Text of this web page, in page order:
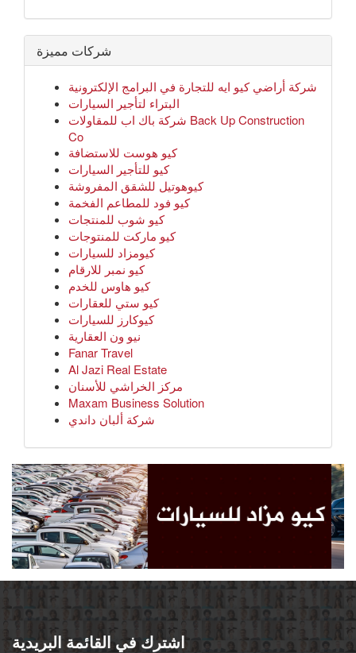
شركات مميزة
شركة أراضي كيو ايه للتجارة في البرامج الإلكترونية
البتراء لتأجير السيارات
شركة باك اب للمقاولات Back Up Construction
Co
كيو هوست للاستضافة
كيو للتأجير السيارات
كيوهوتيل للشقق المفروشة
كيو فود للمطاعم الفخمة
كيو شوب للمنتجات
كيو ماركت للمنتوجات
كيومزاد للسيارات
كيو نمبر للارقام
كيو هاوس للخدم
كيو ستي للعقارات
كيوكارز للسيارات
نيو ون العقارية
Fanar Travel
Al Jazi Real Estate
مركز الخراشي للأسنان
Maxam Business Solution
شركة ألبان داندي
اشترك في القائمة البريدية